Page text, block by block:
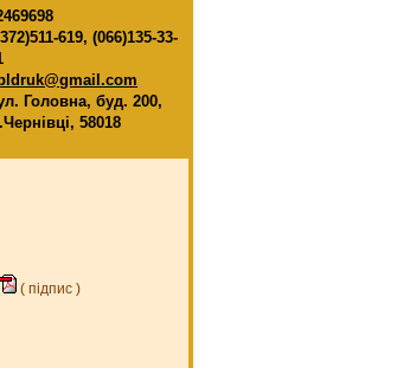
619, (066)135-33-
Головна, буд. 200,
58018
( підпис )